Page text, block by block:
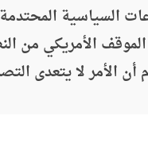
السياسية
الأمريكي من
أن الأمر لا يتعدى